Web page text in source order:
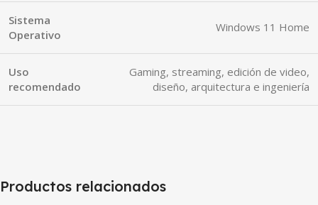
Sistema
Operativo
Windows 11 Home
Uso
recomendado
Gaming, streaming, edición de video,
diseño, arquitectura e ingeniería
Productos relacionados